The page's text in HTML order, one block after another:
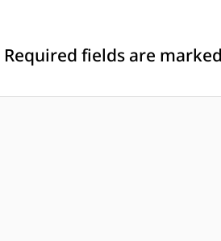
Required fields are